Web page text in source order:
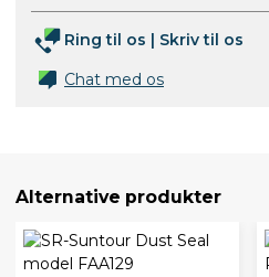
Ring til os | Skriv til os
Chat med os
Alternative produkter